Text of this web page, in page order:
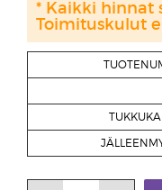
* Kaikki hinnat
Toimituskulut